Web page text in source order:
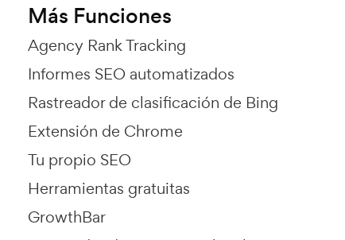
Más Funciones
Agency Rank Tracking
Informes SEO automatizados
Rastreador de clasificación de Bing
Extensión de Chrome
Tu propio SEO
Herramientas gratuitas
GrowthBar